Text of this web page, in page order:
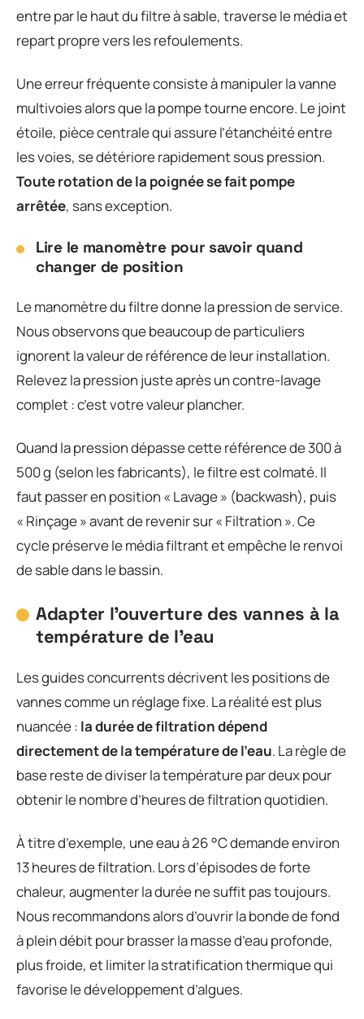
entre par le haut du filtre à sable, traverse le média et
repart propre vers les refoulements.
Une erreur fréquente consiste à manipuler la vanne
multivoies alors que la pompe tourne encore. Le joint
étoile, pièce centrale qui assure l’étanchéité entre
les voies, se détériore rapidement sous pression.
Toute rotation de la poignée se fait pompe
arrêtée, sans exception.
Lire le manomètre pour savoir quand
changer de position
Le manomètre du filtre donne la pression de service.
Nous observons que beaucoup de particuliers
ignorent la valeur de référence de leur installation.
Relevez la pression juste après un contre-lavage
complet : c’est votre valeur plancher.
Quand la pression dépasse cette référence de 300 à
500 g (selon les fabricants), le filtre est colmaté. Il
faut passer en position « Lavage » (backwash), puis
« Rinçage » avant de revenir sur « Filtration ». Ce
cycle préserve le média filtrant et empêche le renvoi
de sable dans le bassin.
Adapter l’ouverture des vannes à la
température de l’eau
Les guides concurrents décrivent les positions de
vannes comme un réglage fixe. La réalité est plus
nuancée : la durée de filtration dépend
directement de la température de l’eau. La règle de
base reste de diviser la température par deux pour
obtenir le nombre d’heures de filtration quotidien.
À titre d’exemple, une eau à 26 °C demande environ
13 heures de filtration. Lors d’épisodes de forte
chaleur, augmenter la durée ne suffit pas toujours.
Nous recommandons alors d’ouvrir la bonde de fond
à plein débit pour brasser la masse d’eau profonde,
plus froide, et limiter la stratification thermique qui
favorise le développement d’algues.